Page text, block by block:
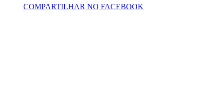
COMPARTILHAR NO FACEBOOK